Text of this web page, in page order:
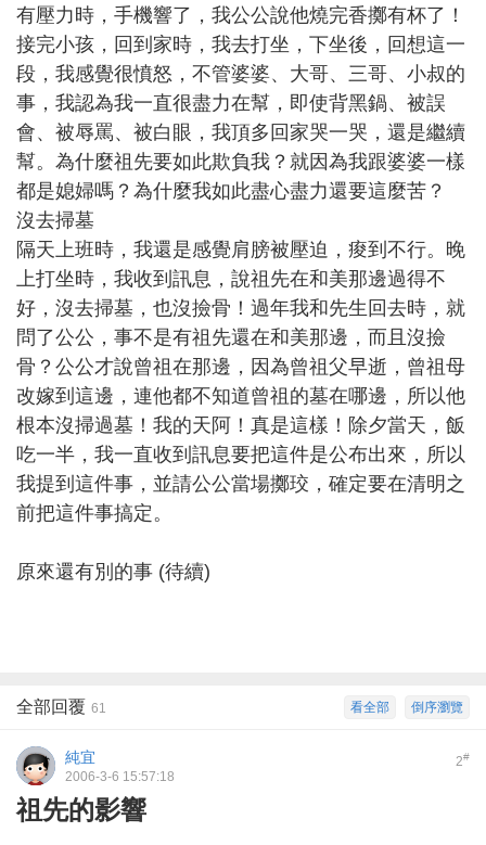
有壓力時，手機響了，我公公說他燒完香擲有杯了！
接完小孩，回到家時，我去打坐，下坐後，回想這一
段，我感覺很憤怒，不管婆婆、大哥、三哥、小叔的
事，我認為我一直很盡力在幫，即使背黑鍋、被誤
會、被辱罵、被白眼，我頂多回家哭一哭，還是繼續
幫。為什麼祖先要如此欺負我？就因為我跟婆婆一樣
都是媳婦嗎？為什麼我如此盡心盡力還要這麼苦？
沒去掃墓
隔天上班時，我還是感覺肩膀被壓迫，痠到不行。晚
上打坐時，我收到訊息，說祖先在和美那邊過得不
好，沒去掃墓，也沒撿骨！過年我和先生回去時，就
問了公公，事不是有祖先還在和美那邊，而且沒撿
骨？公公才說曾祖在那邊，因為曾祖父早逝，曾祖母
改嫁到這邊，連他都不知道曾祖的墓在哪邊，所以他
根本沒掃過墓！我的天阿！真是這樣！除夕當天，飯
吃一半，我一直收到訊息要把這件是公布出來，所以
我提到這件事，並請公公當場擲珓，確定要在清明之
前把這件事搞定。
原來還有別的事 (待續)
倒序瀏覽
看全部
全部回覆 61
2#
純宜
2006-3-6 15:57:18
祖先的影響